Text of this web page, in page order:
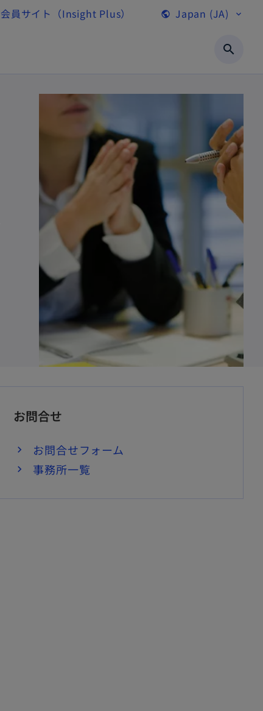
会員サイト（Insight Plus） public Japan (JA) expand_more
search
お問合せ
お問合せフォーム
事務所一覧